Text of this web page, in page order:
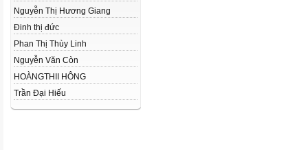
Nguyễn Thị Hương Giang
Đinh thị đức
Phan Thị Thùy Linh
Nguyễn Văn Còn
HOÀNGTHII HÔNG
Trần Đại Hiếu